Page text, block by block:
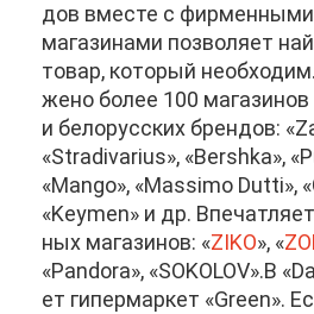
дов вме­сте с
ма­га­зи­на­ми поз­во­ля­ет
то­вар, ко­то­рый
же­но бо­лее 100
и бе­ло­рус­ских брен­дов:
«Stradivarius», «Bershka»,
«Mango», «Massimo Dutti»,
«Keymen» и др.
ных ма­га­зи­нов: «ZIKO», «
«Pandora», «SOKOLOV».В
ет ги­пер­мар­кет «Green».